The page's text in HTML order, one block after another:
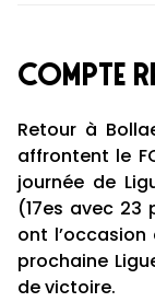
compte
Retour à
affrontent le
journée de
(17es avec 23
ont
prochaine
de victoire.